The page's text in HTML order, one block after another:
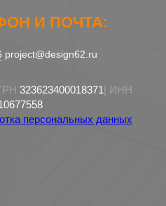
И ПОЧТА:
project@design62.ru
323623400018371| ИНН
персональных данных